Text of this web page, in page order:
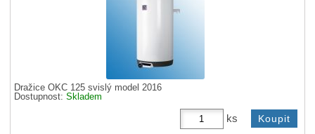
Dražice OKC 125 svislý model 2016
Dostupnost:Skladem
ks